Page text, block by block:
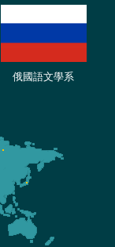
俄國語文學系